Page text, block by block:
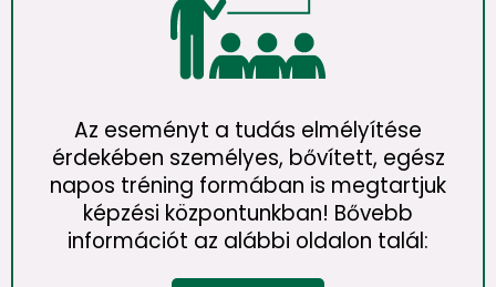
Az eseményt a tudás elmélyítése
érdekében személyes, bővített, egész
napos tréning formában is megtartjuk
képzési központunkban! Bővebb
információt az alábbi oldalon talál: